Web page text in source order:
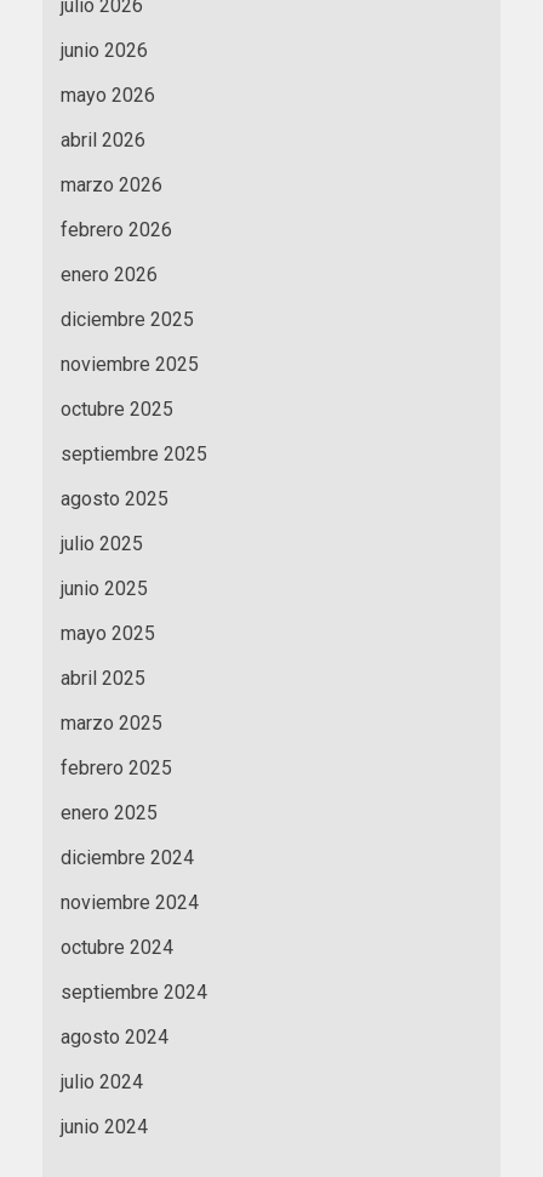
julio 2026
junio 2026
mayo 2026
abril 2026
marzo 2026
febrero 2026
enero 2026
diciembre 2025
noviembre 2025
octubre 2025
septiembre 2025
agosto 2025
julio 2025
junio 2025
mayo 2025
abril 2025
marzo 2025
febrero 2025
enero 2025
diciembre 2024
noviembre 2024
octubre 2024
septiembre 2024
agosto 2024
julio 2024
junio 2024